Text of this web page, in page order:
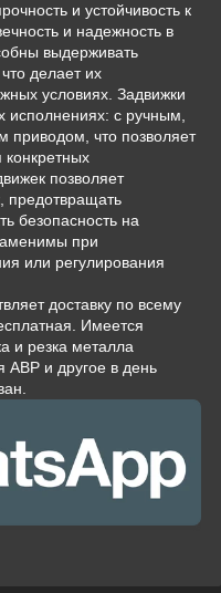
и устойчивость к
и надежность в
выдерживать
делает их
условиях. Задвижки
исполнениях: с ручным,
приводом, что позволяет
позволяет
предотвращать
безопасность на
при
или регулирования
доставку по всему
Имеется
и резка металла
АВР и другое в день